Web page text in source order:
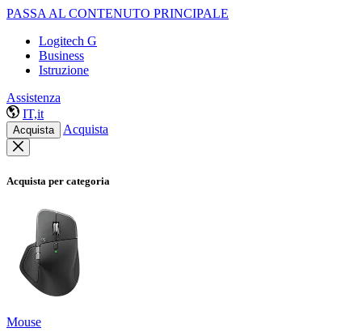
PASSA AL CONTENUTO PRINCIPALE
Logitech G
Business
Istruzione
Assistenza
IT,it
Acquista Acquista
Acquista per categoria
Mouse